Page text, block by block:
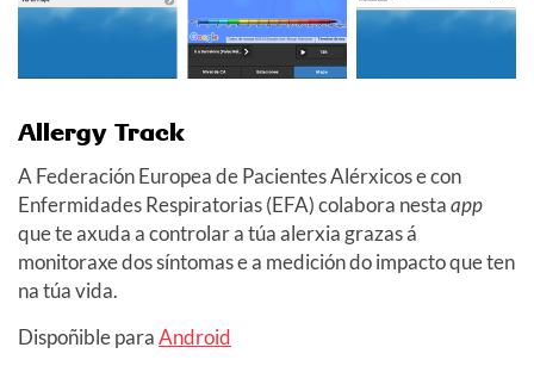
Allergy Track
A Federación Europea de Pacientes Alérxicos e con
Enfermidades Respiratorias (EFA) colabora nestaapp
que te axuda a controlar a túa alerxia grazas á
monitoraxe dos síntomas e a medición do impacto que ten
na túa vida.
Dispoñible paraAndroid